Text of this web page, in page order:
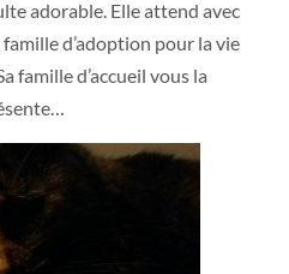
adorable. Elle attend avec
d’adoption pour la vie
famille d’accueil vous la